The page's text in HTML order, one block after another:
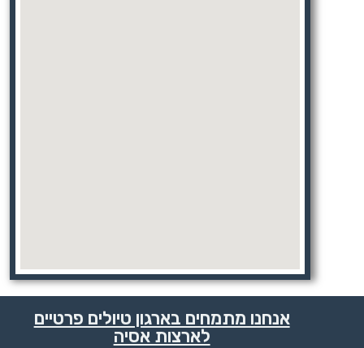
אנחנו מתמחים בארגון טיולים פרטיים
לארצות אסיה